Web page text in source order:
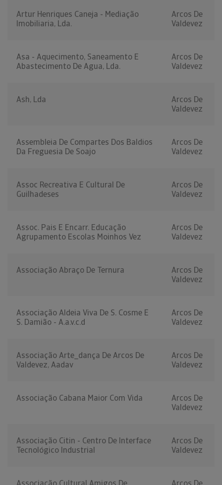
Artur Henriques Caneja - Mediação
Imobiliaria, Lda.
Arcos De
Valdevez
Asa - Aquecimento, Saneamento E
Abastecimento De Agua, Lda.
Arcos De
Valdevez
Ash, Lda
Arcos De
Valdevez
Assembleia De Compartes Dos Baldios
Da Freguesia De Soajo
Arcos De
Valdevez
Assoc Recreativa E Cultural De
Guilhadeses
Arcos De
Valdevez
Assoc. Pais E Encarr. Educação
Agrupamento Escolas Moinhos Vez
Arcos De
Valdevez
Associação Abraço De Ternura
Arcos De
Valdevez
Associação Aldeia Viva De S. Cosme E
S. Damião - A.a.v.c.d
Arcos De
Valdevez
Associação Arte_dança De Arcos De
Valdevez, Aadav
Arcos De
Valdevez
Associação Cabana Maior Com Vida
Arcos De
Valdevez
Associação Citin - Centro De Interface
Tecnológico Industrial
Arcos De
Valdevez